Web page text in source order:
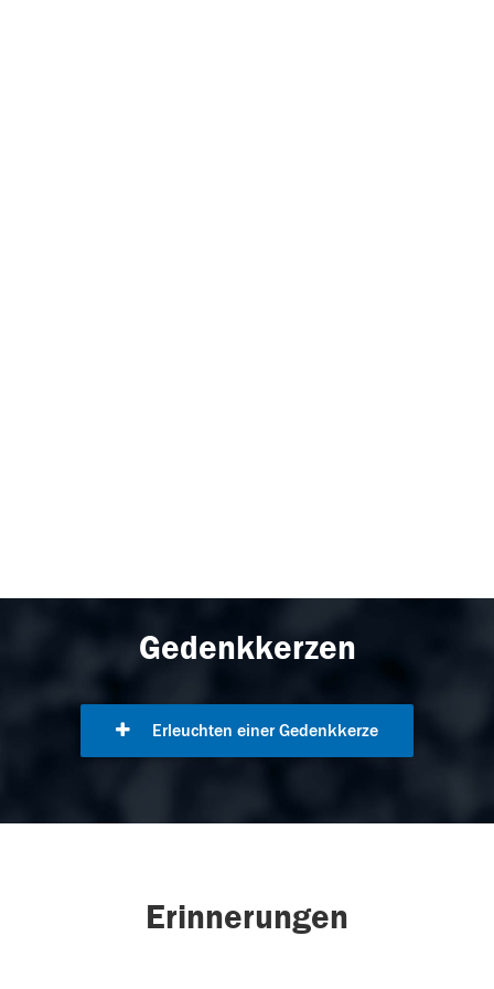
Gedenkkerzen
Erleuchten einer Gedenkkerze
Erinnerungen